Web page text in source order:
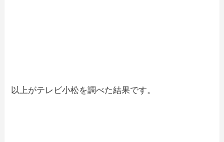
以上がテレビ小松を調べた結果です。